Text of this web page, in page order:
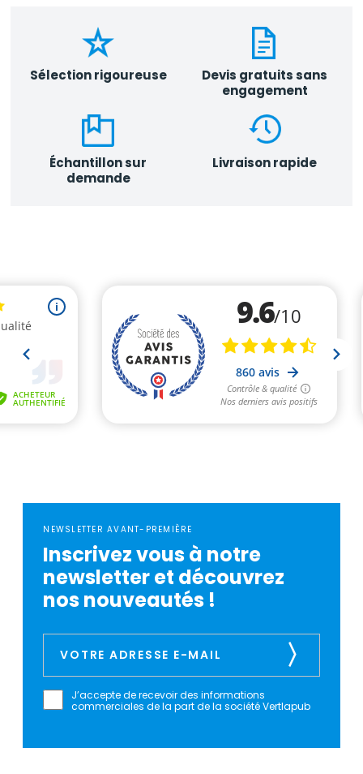
Sélection rigoureuse
Devis gratuits sans
engagement
Échantillon sur
demande
Livraison rapide
NEWSLETTER AVANT-PREMIÈRE
Inscrivez vous à notre
newsletter et découvrez
nos nouveautés !
J’accepte de recevoir des informations
commerciales de la part de la société Vertlapub